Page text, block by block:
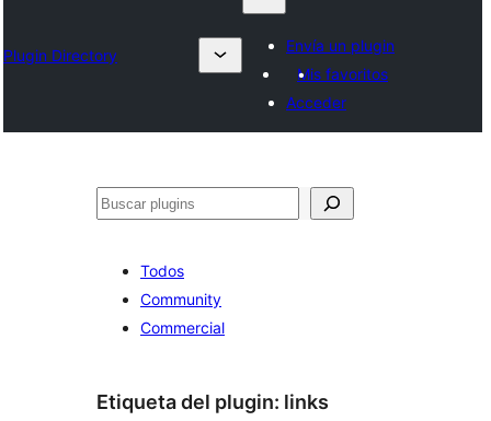
Plugin Directory
Envía un plugin
Mis favoritos
Acceder
Buscar
Todos
Community
Commercial
Etiqueta del plugin: links